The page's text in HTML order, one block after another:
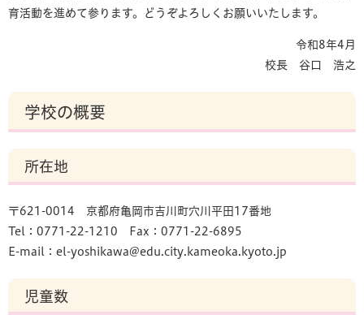
育活動を進めて参ります。どうぞよろしくお願いいたします。
令和8年4月
校長 谷口 浩之
学校の概要
所在地
〒621-0014 京都府亀岡市吉川町穴川平田17番地
Tel：0771-22-1210 Fax：0771-22-6895
E-mail： el-yoshikawa@edu.city.kameoka.kyoto.jp
児童数